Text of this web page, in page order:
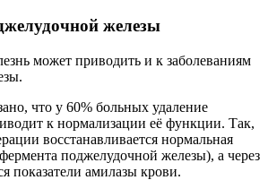
железы
может приводить и к заболеваниям
что у 60% больных удаление
к нормализации её функции. Так,
восстанавливается нормальная
поджелудочной железы), а через
показатели амилазы крови.